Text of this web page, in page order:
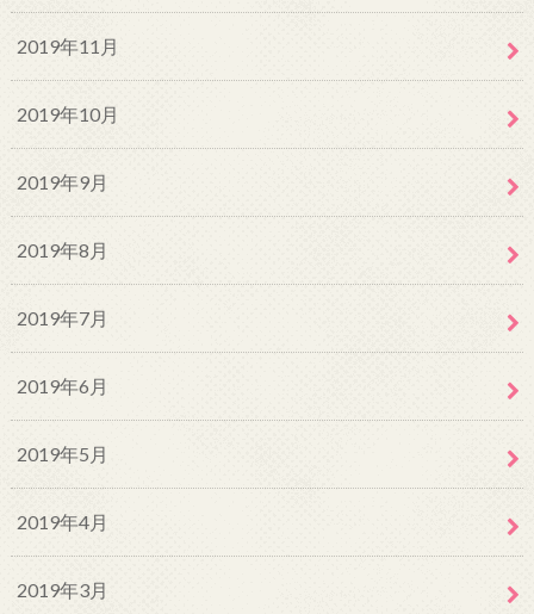
2019年11月
2019年10月
2019年9月
2019年8月
2019年7月
2019年6月
2019年5月
2019年4月
2019年3月